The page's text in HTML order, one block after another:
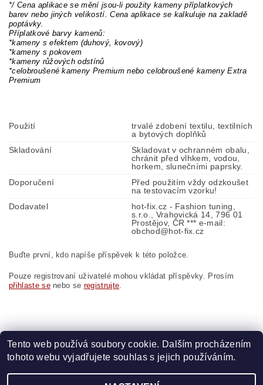
*/ Cena aplikace se mění jsou-li použity kameny příplatkových
barev nebo jiných velikostí. Cena aplikace se kalkuluje na zakladě
poptávky.
Příplatkové barvy kamenů:
*kameny s efektem (duhový, kovový)
*kameny s pokovem
*kameny růžových odstínů
*celobroušené kameny Premium nebo celobroušené kameny Extra
Premium
Použití
trvalé zdobení textilu, textilních
a bytových doplňků
Skladování
Skladovat v ochranném obalu,
chránit před vlhkem, vodou,
horkem, slunečními paprsky.
Doporučení
Před použitím vždy odzkoušet
na testovacím vzorku!
Dodavatel
hot-fix.cz - Fashion tuning,
s.r.o., Vrahovická 14, 796 01
Prostějov, ČR *** e-mail:
obchod@hot-fix.cz
Buďte první, kdo napíše příspěvek k této položce.
Pouze registrovaní uživatelé mohou vkládat příspěvky. Prosím
přihlaste senebo se registrujte.
Zboží.cz | Heureka.cz | Vyšívací.cz | Crystalstyle.cz
Tento web používá soubory cookie. Dalším procházením
tohoto webu vyjadřujete souhlas s jejich používáním.